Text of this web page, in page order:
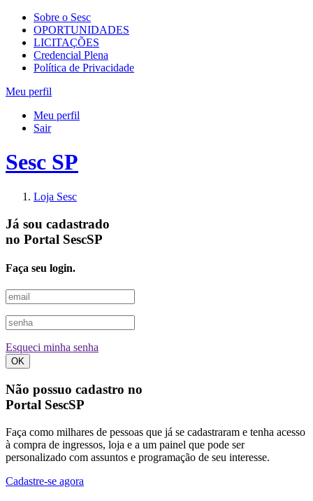
Sobre o Sesc
OPORTUNIDADES
LICITAÇÕES
Credencial Plena
Política de Privacidade
Meu perfil
Meu perfil
Sair
Sesc SP
Loja Sesc
Já sou cadastrado
no Portal SescSP
Faça seu login.
Esqueci minha senha
OK
Não possuo cadastro no
Portal SescSP
Faça como milhares de pessoas que já se cadastraram e tenha acesso
à compra de ingressos, loja e a um painel que pode ser
personalizado com assuntos e programação de seu interesse.
Cadastre-se agora